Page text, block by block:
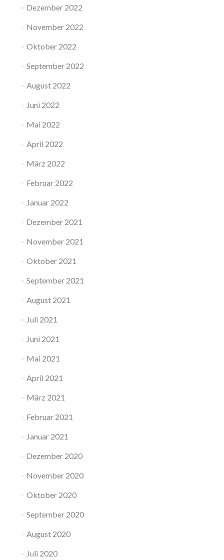
Dezember 2022
November 2022
Oktober 2022
September 2022
August 2022
Juni 2022
Mai 2022
April 2022
März 2022
Februar 2022
Januar 2022
Dezember 2021
November 2021
Oktober 2021
September 2021
August 2021
Juli 2021
Juni 2021
Mai 2021
April 2021
März 2021
Februar 2021
Januar 2021
Dezember 2020
November 2020
Oktober 2020
September 2020
August 2020
Juli 2020